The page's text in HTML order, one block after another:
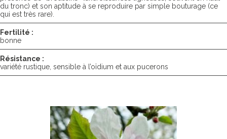
du tronc) et son aptitude à se reproduire par simple bouturage (ce
qui est très rare).
Fertilité :
bonne
Résistance :
variété rustique, sensible à l’oïdium et aux pucerons